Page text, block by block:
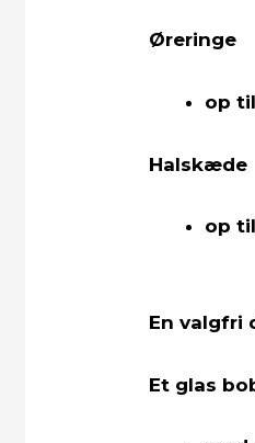
Øreringe
op
Halskæde
op
En valgfri
Et glas